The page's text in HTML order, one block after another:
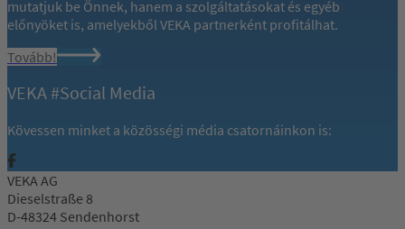
mutatjuk be Önnek, hanem a szolgáltatásokat és egyéb
előnyöket is, amelyekből VEKA partnerként profitálhat.
Tovább!
VEKA #Social Media
Kövessen minket a közösségi média csatornáinkon is:
VEKA AG
Dieselstraße 8
D-48324 Sendenhorst